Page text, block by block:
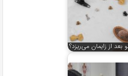
بعد از زایمان می‌ریزد؟